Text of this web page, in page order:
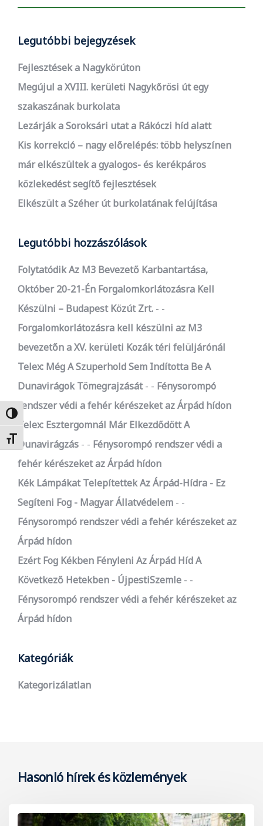
Nagy kontraszt váltása
Betűméret váltása
Legutóbbi bejegyzések
Fejlesztések a Nagykörúton
Megújul a XVIII. kerületi Nagykőrösi út egy
szakaszának burkolata
Lezárják a Soroksári utat a Rákóczi híd alatt
Kis korrekció – nagy előrelépés: több helyszínen
már elkészültek a gyalogos- és kerékpáros
közlekedést segítő fejlesztések
Elkészült a Széher út burkolatának felújítása
Legutóbbi hozzászólások
Folytatódik Az M3 Bevezető Karbantartása,
Október 20-21-Én Forgalomkorlátozásra Kell
Készülni – Budapest Közút Zrt.
-
Forgalomkorlátozásra kell készülni az M3
bevezetőn a XV. kerületi Kozák téri felüljárónál
Telex: Még A Szuperhold Sem Indította Be A
Dunavirágok Tömegrajzását
- Fénysorompó
rendszer védi a fehér kérészeket az Árpád hídon
Telex: Esztergomnál Már Elkezdődött A
Dunavirágzás
- Fénysorompó rendszer védi a
fehér kérészeket az Árpád hídon
Kék Lámpákat Telepítettek Az Árpád-Hídra - Ez
Segíteni Fog - Magyar Állatvédelem
-
Fénysorompó rendszer védi a fehér kérészeket az
Árpád hídon
Ezért Fog Kékben Fényleni Az Árpád Híd A
Következő Hetekben - ÚjpestiSzemle
-
Fénysorompó rendszer védi a fehér kérészeket az
Árpád hídon
Kategóriák
Kategorizálatlan
Hasonló hírek és közlemények